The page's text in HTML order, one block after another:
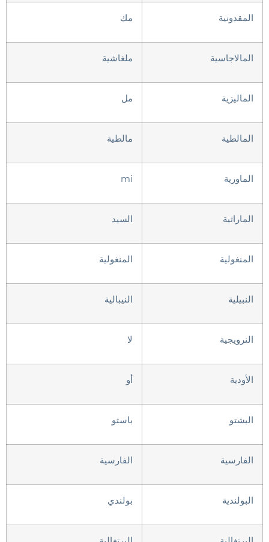
المقدونية مك
المالاجاسية ملغاشية
الماليزية مل
المالطية مالطية
الماورية mi
الماراثية السيد
المنغولية المنغولية
النبيلية النيبالية
النرويجية لا
الأودية أو
البشتو باسثو
الفارسية الفارسية
البولندية بولندي